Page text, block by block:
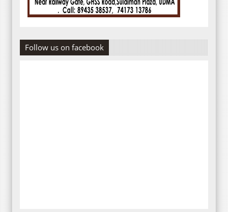
Follow us on facebook